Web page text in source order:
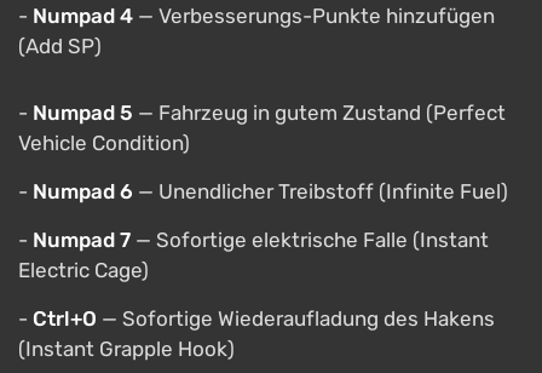
- Numpad 4 — Verbesserungs-Punkte hinzufügen
(Add SP)
- Numpad 5 — Fahrzeug in gutem Zustand (Perfect
Vehicle Condition)
- Numpad 6 — Unendlicher Treibstoff (Infinite Fuel)
- Numpad 7 — Sofortige elektrische Falle (Instant
Electric Cage)
- Ctrl+O — Sofortige Wiederaufladung des Hakens
(Instant Grapple Hook)